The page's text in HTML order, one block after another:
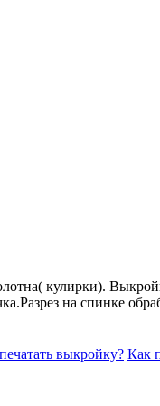
кулирки).
на спинке
выкройку? Как